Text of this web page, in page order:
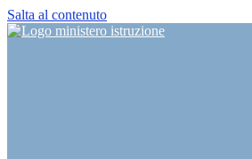
Salta al contenuto